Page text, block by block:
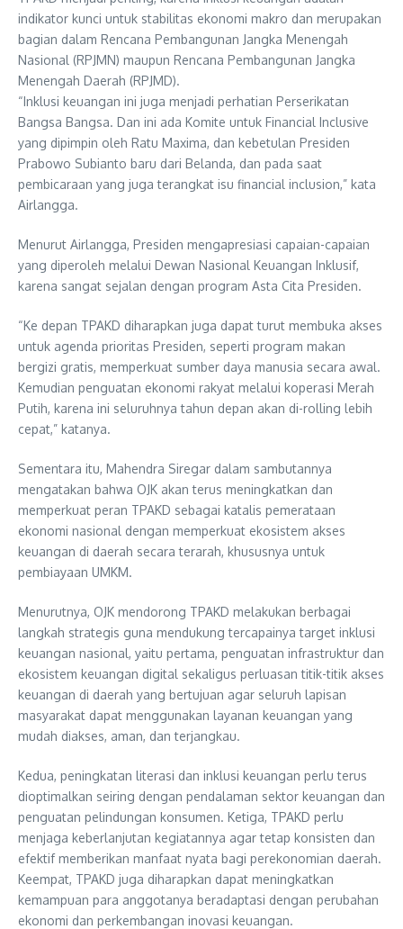
indikator kunci untuk stabilitas ekonomi makro dan merupakan
bagian dalam Rencana Pembangunan Jangka Menengah
Nasional (RPJMN) maupun Rencana Pembangunan Jangka
Menengah Daerah (RPJMD).
“Inklusi keuangan ini juga menjadi perhatian Perserikatan
Bangsa Bangsa. Dan ini ada Komite untuk Financial Inclusive
yang dipimpin oleh Ratu Maxima, dan kebetulan Presiden
Prabowo Subianto baru dari Belanda, dan pada saat
pembicaraan yang juga terangkat isu financial inclusion,” kata
Airlangga.
Menurut Airlangga, Presiden mengapresiasi capaian-capaian
yang diperoleh melalui Dewan Nasional Keuangan Inklusif,
karena sangat sejalan dengan program Asta Cita Presiden.
“Ke depan TPAKD diharapkan juga dapat turut membuka akses
untuk agenda prioritas Presiden, seperti program makan
bergizi gratis, memperkuat sumber daya manusia secara awal.
Kemudian penguatan ekonomi rakyat melalui koperasi Merah
Putih, karena ini seluruhnya tahun depan akan di-rolling lebih
cepat,” katanya.
Sementara itu, Mahendra Siregar dalam sambutannya
mengatakan bahwa OJK akan terus meningkatkan dan
memperkuat peran TPAKD sebagai katalis pemerataan
ekonomi nasional dengan memperkuat ekosistem akses
keuangan di daerah secara terarah, khususnya untuk
pembiayaan UMKM.
Menurutnya, OJK mendorong TPAKD melakukan berbagai
langkah strategis guna mendukung tercapainya target inklusi
keuangan nasional, yaitu pertama, penguatan infrastruktur dan
ekosistem keuangan digital sekaligus perluasan titik-titik akses
keuangan di daerah yang bertujuan agar seluruh lapisan
masyarakat dapat menggunakan layanan keuangan yang
mudah diakses, aman, dan terjangkau.
Kedua, peningkatan literasi dan inklusi keuangan perlu terus
dioptimalkan seiring dengan pendalaman sektor keuangan dan
penguatan pelindungan konsumen. Ketiga, TPAKD perlu
menjaga keberlanjutan kegiatannya agar tetap konsisten dan
efektif memberikan manfaat nyata bagi perekonomian daerah.
Keempat, TPAKD juga diharapkan dapat meningkatkan
kemampuan para anggotanya beradaptasi dengan perubahan
ekonomi dan perkembangan inovasi keuangan.